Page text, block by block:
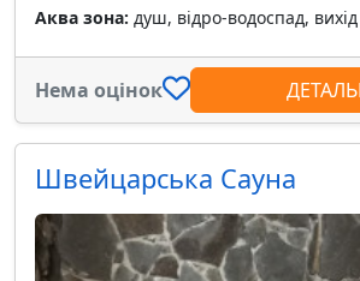
Аква зона: душ, відро-водоспад,
Нема оцінок
Швейцарська Сауна